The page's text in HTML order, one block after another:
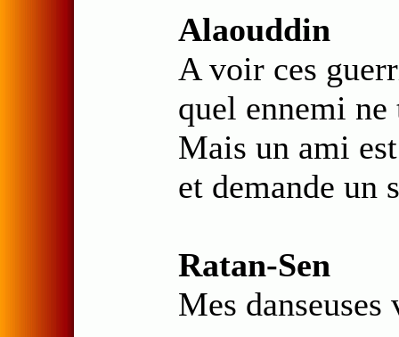
Alaouddin
A voir ces
quel ennemi
Mais un ami
et demande un
Ratan-Sen
Mes